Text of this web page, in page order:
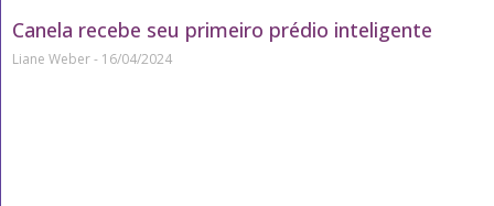
Canela recebe seu primeiro prédio inteligente
Liane Weber 16/04/2024